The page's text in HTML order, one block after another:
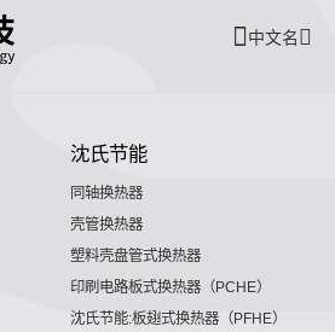
中文名
沈氏节能
同轴换热器
壳管换热器
塑料壳盘管式换热器
印刷电路板式换热器（PCHE）
沈氏节能:板翅式换热器（PFHE）